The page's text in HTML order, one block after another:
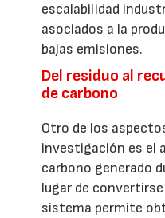
escalabilidad
asociados a la
bajas emisiones.
Del residuo al
de carbono
Otro de los
investigación es el
carbono generado
lugar de
sistema permite